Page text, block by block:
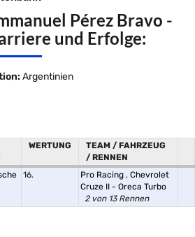
Pérez Bravo -
und Erfolge:
Argentinien
WERTUNG
TEAM / FAHRZEUG
/ RENNEN
16. Pro Racing , Chevrolet
Cruze II - Oreca Turbo
2 von 13 Rennen